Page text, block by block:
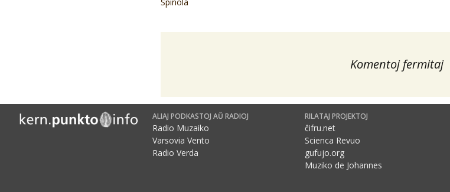
Komentoj fermitaj
ALIAJ PODKASTOJ AŬ RADIOJ
Radio Muzaiko
Varsovia Vento
Radio Verda
RILATAJ PROJEKTOJ
ĉifru.net
Scienca Revuo
gufujo.org
Muziko de Johannes